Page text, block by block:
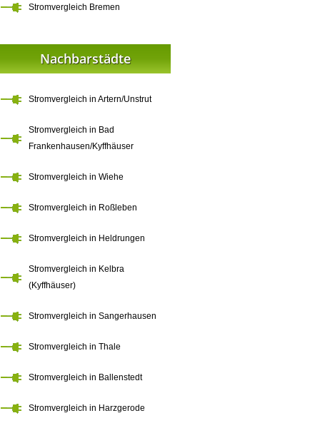
Stromvergleich Bremen
Nachbarstädte
Stromvergleich in Artern/Unstrut
Stromvergleich in Bad
Frankenhausen/Kyffhäuser
Stromvergleich in Wiehe
Stromvergleich in Roßleben
Stromvergleich in Heldrungen
Stromvergleich in Kelbra
(Kyffhäuser)
Stromvergleich in Sangerhausen
Stromvergleich in Thale
Stromvergleich in Ballenstedt
Stromvergleich in Harzgerode